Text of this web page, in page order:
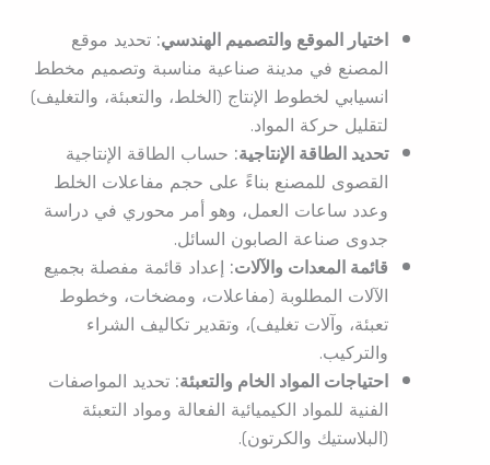
اختيار الموقع والتصميم الهندسي:تحديد موقع
المصنع في مدينة صناعية مناسبة وتصميم مخطط
انسيابي لخطوط الإنتاج (الخلط، والتعبئة، والتغليف)
لتقليل حركة المواد.
تحديد الطاقة الإنتاجية:حساب الطاقة الإنتاجية
القصوى للمصنع بناءً على حجم مفاعلات الخلط
وعدد ساعات العمل، وهو أمر محوري في دراسة
جدوى صناعة الصابون السائل.
قائمة المعدات والآلات:إعداد قائمة مفصلة بجميع
الآلات المطلوبة (مفاعلات، ومضخات، وخطوط
تعبئة، وآلات تغليف)، وتقدير تكاليف الشراء
والتركيب.
احتياجات المواد الخام والتعبئة:تحديد المواصفات
الفنية للمواد الكيميائية الفعالة ومواد التعبئة
(البلاستيك والكرتون).